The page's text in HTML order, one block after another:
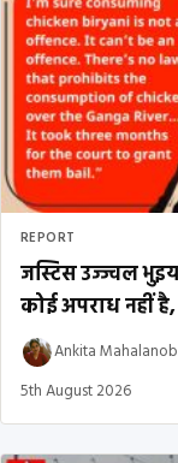
REPORT
जस्टिस उज्ज्वल
कोई अपराध नहीं
Ankita
5th August 2026